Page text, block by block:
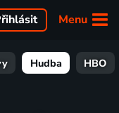
Menu
Hudba HBO